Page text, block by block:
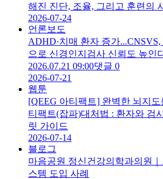
해진 진단, 조율, 그리고 훈련의
2026-07-24
언론보도
ADHD·치매 환자 증가
으로 신경인지검사 신뢰도 높인
2026.07.21 09:00댓글 0
2026-07-21
웹툰
[QEEG 아티팩트] 완벽한 뇌지
티팩트(잡파)대처법 : 환자와 검
릿 가이드
2026-07-14
블로그
마음공원 정신건강의학과의원｜
스템 도입 사례